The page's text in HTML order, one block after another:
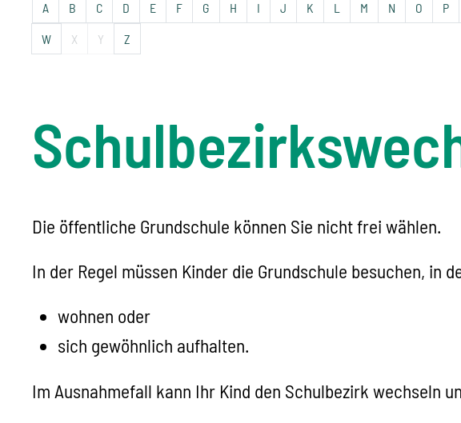
A B C D E F G H I J K L M N O P
W X Y Z
Die öffentliche Grundschule können Sie nicht frei wählen.
In der Regel müssen Kinder die Grundschule besuchen, in
wohnen oder
sich gewöhnlich aufhalten.
Im Ausnahmefall kann Ihr Kind den Schulbezirk wechseln